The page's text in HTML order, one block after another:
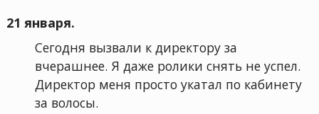
21 января.
Сегодня вызвали к директору за
вчерашнее. Я даже ролики снять не успел.
Директор меня просто укатал по кабинету
за волосы.